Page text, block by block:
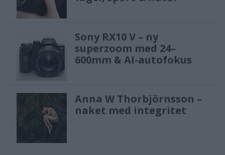
Sony RX10 V – ny
superzoom med 24–
600mm & AI-autofokus
Anna W Thorbjörnsson –
naket med integritet